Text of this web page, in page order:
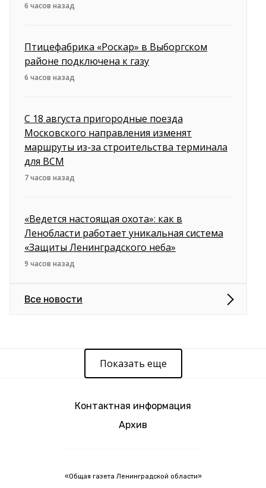
6 часов назад
Птицефабрика «Роскар» в Выборгском
районе подключена к газу
6 часов назад
С 18 августа пригородные поезда
Московского направления изменят
маршруты из-за строительства терминала
для ВСМ
7 часов назад
«Ведется настоящая охота»: как в
Ленобласти работает уникальная система
«Защиты Ленинградского неба»
9 часов назад
Все новости
Показать еще
Контактная информация
Архив
«Общая газета Ленинградской области»